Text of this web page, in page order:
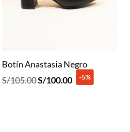
Botín Anastasia Negro
S/105.00El
S/100.00El-5%